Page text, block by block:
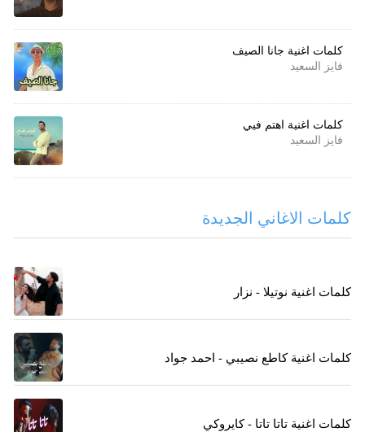
كلمات اغنية جانا الصيف
فايز السعيد
كلمات اغنية اهتم فيي
فايز السعيد
كلمات الاغاني الجديدة
كلمات اغنية نوتيلا - نزار
كلمات اغنية كاطع نصيبي - احمد جواد
كلمات اغنية تاتا تاتا - كايروكي